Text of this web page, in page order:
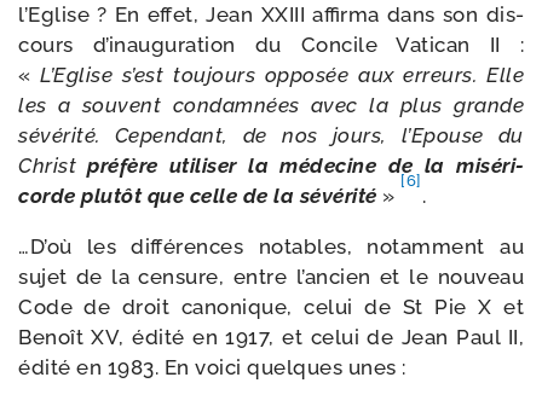
l’Eglise ? En effet, Jean XXIII affir­ma dans son dis­
cours d’inauguration du Concile Vatican II :
«L’Eglise s’est tou­jours oppo­sée aux erreurs. Elle
les a sou­vent condam­nées avec la plus grande
sévé­ri­té. Cependant, de nos jours, l’Epouse du
Christpré­fère uti­li­ser la méde­cine de la misé­ri­
corde plu­tôt que celle de la sévé­ri­té »
[6]
.
…D’où les dif­fé­rences notables, notam­ment au
sujet de la cen­sure, entre l’ancien et le nou­veau
Code de droit cano­nique, celui de St Pie X et
Benoît XV, édi­té en 1917, et celui de Jean Paul II,
édi­té en 1983. En voi­ci quelques unes :